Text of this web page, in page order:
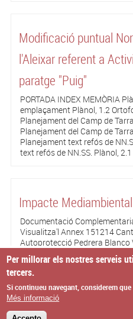
Modificació puntual
l'Aleixar referent a
paratge "Puig"
PORTADA INDEX MEMÒRIA
emplaçament Plànol, 1.2
Planejament del Camp de
Planejament del Camp de
Planejament text refós de
text refós de NN.SS. Plànol, 2.1
Impacte Mediambiental
Documentació
Visualitza'l Annex 151214
Autoprotecció Pedrera Blanco
Visualitza'l Plànol 20
Ambiental Impacte Ambiental
Presentació ...
Per millorar els nostres serveis
tercers.
Si continueu navegant, considerem
Més informació